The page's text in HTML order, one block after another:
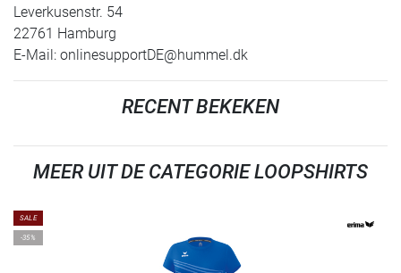
Leverkusenstr. 54
22761 Hamburg
E-Mail: onlinesupportDE@hummel.dk
RECENT BEKEKEN
MEER UIT DE CATEGORIE LOOPSHIRTS
SALE
-35%